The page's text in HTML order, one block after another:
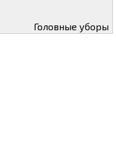
Головные уборы